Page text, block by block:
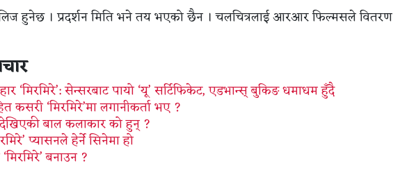
हुनेछ । प्रदर्शन मिति भने तय भएको छैन । चलचित्रलाई आरआर फिल्मसले वितरण
‘मिरमिरे’: सेन्सरबाट पायो ‘यू’ सर्टिफिकेट, एडभान्स् बुकिङ धमाधम हुँदै
कसरी ‘मिरमिरे’मा लगानीकर्ता भए ?
देखिएकी बाल कलाकार को हुन् ?
प्यासनले हेर्ने सिनेमा हो
बनाउन ?